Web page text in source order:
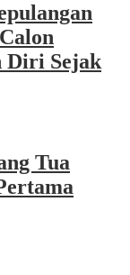
Diri Sejak
Tua